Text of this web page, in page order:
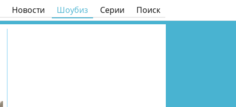
Новости Шоубиз Серии Поиск